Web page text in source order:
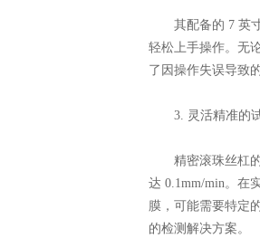
其配备的 7 英寸
轻松上手操作。无
了因操作失误导致
3. 灵活精准的
精密滚珠丝杠的
达 0.1mm/min。在
膜，可能需要特定
的检测解决方案。